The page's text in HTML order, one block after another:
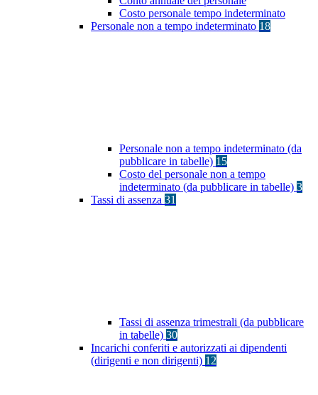
Costo personale tempo indeterminato
Personale non a tempo indeterminato 18
Personale non a tempo indeterminato (da
pubblicare in tabelle) 15
Costo del personale non a tempo
indeterminato (da pubblicare in tabelle) 3
Tassi di assenza 31
Tassi di assenza trimestrali (da pubblicare
in tabelle) 30
Incarichi conferiti e autorizzati ai dipendenti
(dirigenti e non dirigenti) 12